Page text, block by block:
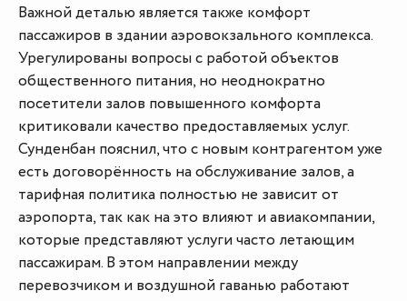
Важной деталью является также комфорт
пассажиров в здании аэровокзального комплекса.
Урегулированы вопросы с работой объектов
общественного питания, но неоднократно
посетители залов повышенного комфорта
критиковали качество предоставляемых услуг.
Сунденбан пояснил, что с новым контрагентом уже
есть договорённость на обслуживание залов, а
тарифная политика полностью не зависит от
аэропорта, так как на это влияют и авиакомпании,
которые представляют услуги часто летающим
пассажирам. В этом направлении между
перевозчиком и воздушной гаванью работают